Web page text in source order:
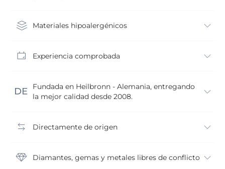
Materiales hipoalergénicos
Experiencia comprobada
Fundada en Heilbronn - Alemania, entregando
la mejor calidad desde 2008.
Directamente de origen
Diamantes, gemas y metales libres de conflicto